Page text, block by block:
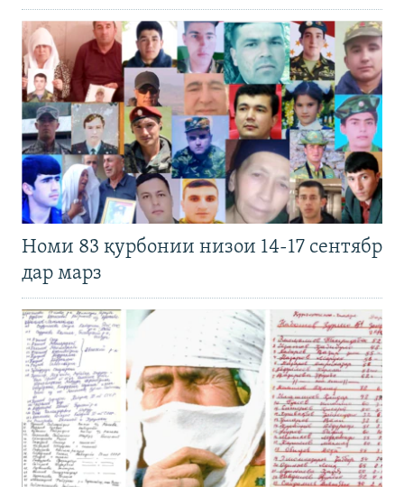
Номи 83 қурбонии низои 14-17 сентябр
дар марз